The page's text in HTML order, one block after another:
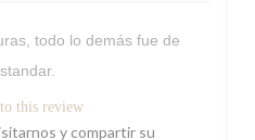
todo lo demás fue de
this review
y compartir su